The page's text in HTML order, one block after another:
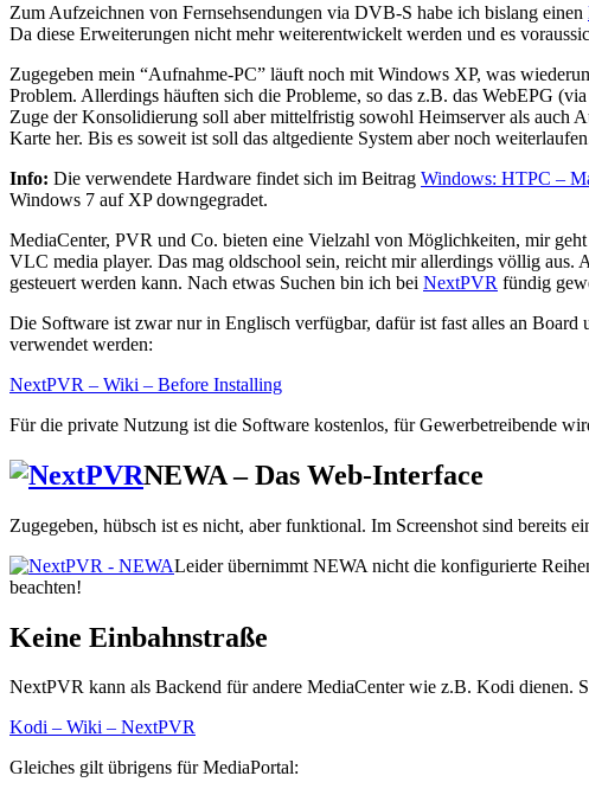
Zum Aufzeichnen von Fernsehsendungen via DVB-S habe ich bislang einen
Da diese Erweiterungen nicht mehr weiterentwickelt werden und es
Zugegeben mein “Aufnahme-PC” läuft noch mit Windows XP, was
Problem. Allerdings häuften sich die Probleme, so das z.B. das WebEPG
Zuge der Konsolidierung soll aber mittelfristig sowohl Heimserver als auch
Karte her. Bis es soweit ist soll das altgediente System aber noch
Info: Die verwendete Hardware findet sich im Beitrag Windows: HTPC –
Windows 7 auf XP downgegradet.
MediaCenter, PVR und Co. bieten eine Vielzahl von Möglichkeiten, mir
VLC media player. Das mag oldschool sein, reicht mir allerdings völlig aus.
gesteuert werden kann. Nach etwas Suchen bin ich bei NextPVR fündig
Die Software ist zwar nur in Englisch verfügbar, dafür ist fast alles an
verwendet werden:
NextPVR – Wiki – Before Installing
Für die private Nutzung ist die Software kostenlos, für Gewerbetreibende
NEWA – Das Web-Interface
Zugegeben, hübsch ist es nicht, aber funktional. Im Screenshot sind bereits
Leider übernimmt NEWA nicht die konfigurierte
beachten!
Keine Einbahnstraße
NextPVR kann als Backend für andere MediaCenter wie z.B. Kodi dienen.
Kodi – Wiki – NextPVR
Gleiches gilt übrigens für MediaPortal: